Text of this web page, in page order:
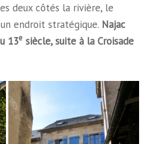
deux côtés la rivière, le
endroit stratégique. Najac
13e siècle, suite à la Croisade